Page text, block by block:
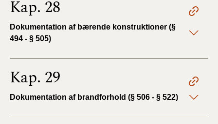
Kap. 28
Dokumentation af bærende konstruktioner (§
494 - § 505)
Kap. 29
Dokumentation af brandforhold (§ 506 - § 522)